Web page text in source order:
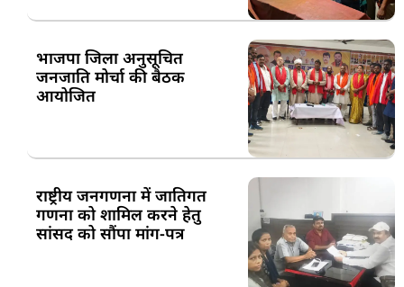
भाजपा जिला अनुसूचित
जनजाति मोर्चा की बैठक
आयोजित
राष्ट्रीय जनगणना में जातिगत
गणना को शामिल करने हेतु
सांसद को सौंपा मांग-पत्र